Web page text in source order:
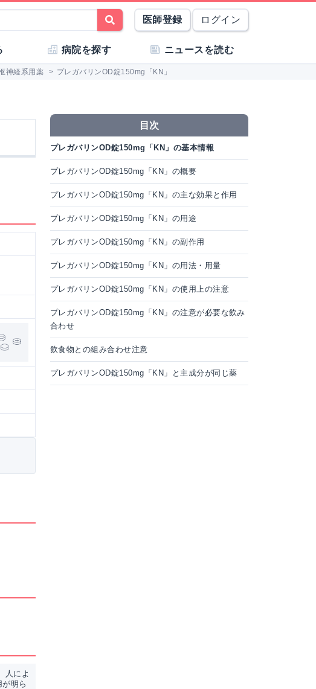
医師登録 ログイン
病院を探す ニュースを読む
神経系用薬 > プレガバリンOD錠150mg「KN」
人によ
明ら
目次
プレガバリンOD錠150mg「KN」の基本情報
プレガバリンOD錠150mg「KN」の概要
プレガバリンOD錠150mg「KN」の主な効果と作用
プレガバリンOD錠150mg「KN」の用途
プレガバリンOD錠150mg「KN」の副作用
プレガバリンOD錠150mg「KN」の用法・用量
プレガバリンOD錠150mg「KN」の使用上の注意
プレガバリンOD錠150mg「KN」の注意が必要な飲み
合わせ
飲食物との組み合わせ注意
プレガバリンOD錠150mg「KN」と主成分が同じ薬